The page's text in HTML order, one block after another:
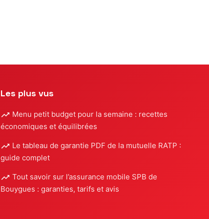
Les plus vus
Menu petit budget pour la semaine : recettes
économiques et équilibrées
Le tableau de garantie PDF de la mutuelle RATP :
guide complet
Tout savoir sur l’assurance mobile SPB de
Bouygues : garanties, tarifs et avis